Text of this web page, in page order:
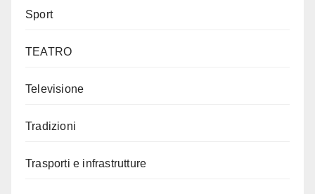
Sport
TEATRO
Televisione
Tradizioni
Trasporti e infrastrutture